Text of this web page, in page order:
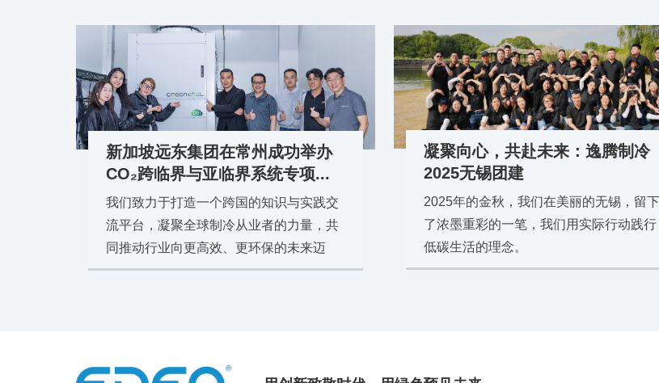
新加坡远东集团在常州成功举办
CO₂跨临界与亚临界系统专项...
我们致力于打造一个跨国的知识与实践交
流平台，凝聚全球制冷从业者的力量，共
同推动行业向更高效、更环保的未来迈
进。
凝聚向心，共赴未来：逸腾制冷
2025无锡团建
2025年的金秋，我们在美丽的无锡，留下
了浓墨重彩的一笔，我们用实际行动践行
低碳生活的理念。